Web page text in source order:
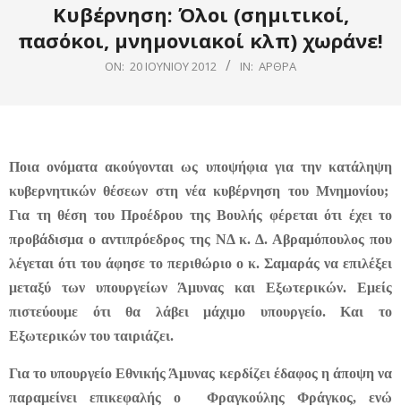
Κυβέρνηση: Όλοι (σημιτικοί,
πασόκοι, μνημονιακοί κλπ) χωράνε!
ON: 20 ΙΟΥΝΊΟΥ 2012 IN: ΆΡΘΡΑ
Ποια ονόματα ακούγονται ως υποψήφια για την κατάληψη
κυβερνητικών θέσεων στη νέα κυβέρνηση του Μνημονίου;
Για τη θέση του Προέδρου της Βουλής φέρεται ότι έχει το
προβάδισμα ο αντιπρόεδρος της ΝΔ κ.Δ. Αβραμόπουλος που
λέγεται ότι του άφησε το περιθώριο ο κ. Σαμαράς να επιλέξει
μεταξύ των υπουργείων Άμυνας και Εξωτερικών. Εμείς
πιστεύουμε ότι θα λάβει μάχιμο υπουργείο. Και το
Εξωτερικών του ταιριάζει.
Για το υπουργείο Εθνικής Άμυνας κερδίζει έδαφος η άποψη να
παραμείνει επικεφαλής ο Φραγκούλης Φράγκος, ενώ